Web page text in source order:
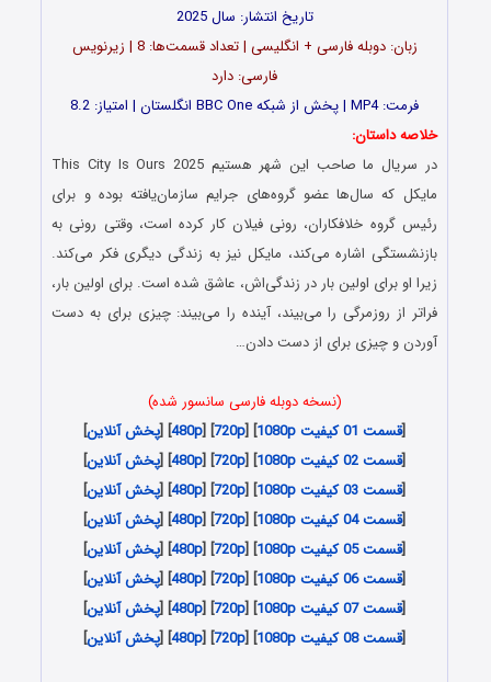
تاریخ انتشار: سال 2025
زبان: دوبله فارسی + انگلیسی | تعداد قسمت‌‌‌‌ها: 8 | زیرنویس
فارسی: دارد
فرمت: MP4 | پخش از شبکه BBC One انگلستان | امتیاز: 8.2
خلاصه داستان:
در سریال ما صاحب این شهر هستیم This City Is Ours 2025
مایکل که سال‌ها عضو گروه‌های جرایم سازمان‌یافته بوده و برای
رئیس گروه خلافکاران، رونی فیلان کار کرده است، وقتی رونی به
بازنشستگی اشاره می‌کند، مایکل نیز به زندگی دیگری فکر می‌کند.
زیرا او برای اولین بار در زندگی‌اش، عاشق شده است. برای اولین بار،
فراتر از روزمرگی را می‌بیند، آینده را می‌بیند: چیزی برای به دست
آوردن و چیزی برای از دست دادن…
(نسخه دوبله فارسی سانسور شده)
[قسمت 01 کیفیت 1080p ] [
720p
] [
480p
] [پخش آنلاین]
[قسمت 02 کیفیت 1080p ] [
720p
] [
480p
] [پخش آنلاین]
[قسمت 03 کیفیت 1080p ] [
720p
] [
480p
] [پخش آنلاین]
[قسمت 04 کیفیت 1080p ] [
720p
] [
480p
] [پخش آنلاین]
[قسمت 05 کیفیت 1080p ] [
720p
] [
480p
] [پخش آنلاین]
[قسمت 06 کیفیت 1080p ] [
720p
] [
480p
] [پخش آنلاین]
[قسمت 07 کیفیت 1080p ] [
720p
] [
480p
] [پخش آنلاین]
[قسمت 08 کیفیت 1080p ] [
720p
] [
480p
] [پخش آنلاین]